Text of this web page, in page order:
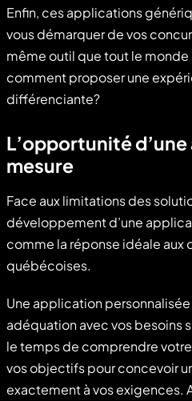
Enfin, ces applications
vous démarquer de vos
même outil que tout le monde
comment proposer une
différenciante?
L’opportunité
mesure
Face aux limitations des
développement d’une
comme la réponse idéale aux
québécoises.
Une application
adéquation avec vos besoins
le temps de comprendre
vos objectifs pour concevoir
exactement à vos exigences.